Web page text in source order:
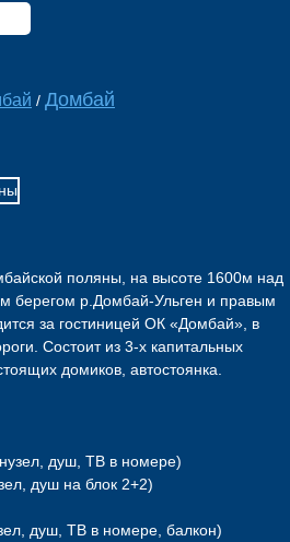
/ Домбай
поляны, на высоте 1600м над
берегом р.Домбай-Ульген и правым
за гостиницей ОК «Домбай», в
Состоит из 3-х капитальных
домиков, автостоянка.
душ, ТВ в номере)
душ на блок 2+2)
душ, ТВ в номере, балкон)